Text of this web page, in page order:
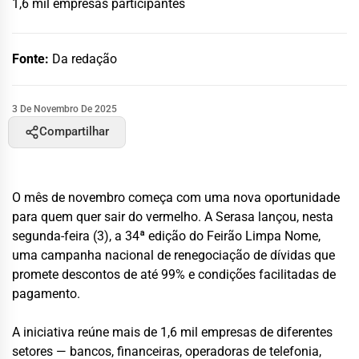
1,6 mil empresas participantes
Fonte: Da redação
3 De Novembro De 2025
Compartilhar
O mês de novembro começa com uma nova oportunidade
para quem quer sair do vermelho. A Serasa lançou, nesta
segunda-feira (3), a 34ª edição do Feirão Limpa Nome,
uma campanha nacional de renegociação de dívidas que
promete descontos de até 99% e condições facilitadas de
pagamento.
A iniciativa reúne mais de 1,6 mil empresas de diferentes
setores — bancos, financeiras, operadoras de telefonia,